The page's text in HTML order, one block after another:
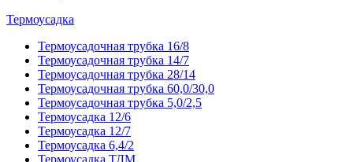
Термоусадка
Термоусадочная трубка 16/8
Термоусадочная трубка 14/7
Термоусадочная трубка 28/14
Термоусадочная трубка 60,0/30,0
Термоусадочная трубка 5,0/2,5
Термоусадка 12/6
Термоусадка 12/7
Термоусадка 6,4/2
Термоусадка ТДМ